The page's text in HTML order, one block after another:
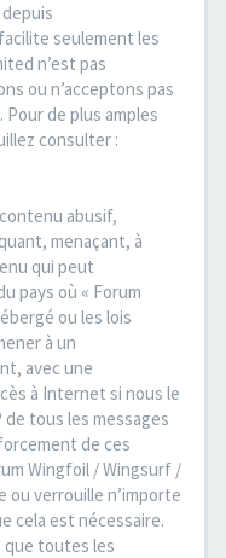
seulement les
n’est pas
ou n’acceptons pas
de plus amples
consulter :
abusif,
menaçant, à
qui peut
pays où « Forum
ou les lois
à un
avec une
à Internet si nous le
tous les messages
de ces
Wingfoil / Wingsurf /
ou verrouille n’importe
cela est nécessaire.
que toutes les